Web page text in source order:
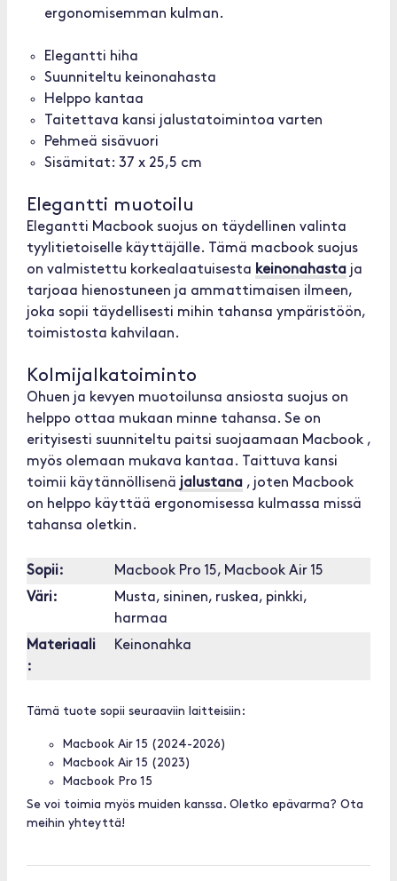
ergonomisemman kulman.
Elegantti hiha
Suunniteltu keinonahasta
Helppo kantaa
Taitettava kansi jalustatoimintoa varten
Pehmeä sisävuori
Sisämitat: 37 x 25,5 cm
Elegantti muotoilu
Elegantti Macbook suojus on täydellinen valinta
tyylitietoiselle käyttäjälle. Tämä macbook suojus
on valmistettu korkealaatuisesta keinonahasta ja
tarjoaa hienostuneen ja ammattimaisen ilmeen,
joka sopii täydellisesti mihin tahansa ympäristöön,
toimistosta kahvilaan.
Kolmijalkatoiminto
Ohuen ja kevyen muotoilunsa ansiosta suojus on
helppo ottaa mukaan minne tahansa. Se on
erityisesti suunniteltu paitsi suojaamaan Macbook ,
myös olemaan mukava kantaa. Taittuva kansi
toimii käytännöllisenä jalustana , joten Macbook
on helppo käyttää ergonomisessa kulmassa missä
tahansa oletkin.
Sopii:
Macbook Pro 15, Macbook Air 15
Väri:
Musta, sininen, ruskea, pinkki,
harmaa
Materiaali
:
Keinonahka
Tämä tuote sopii seuraaviin laitteisiin:
Macbook Air 15 (2024-2026)
Macbook Air 15 (2023)
Macbook Pro 15
Se voi toimia myös muiden kanssa. Oletko epävarma? Ota
meihin yhteyttä!